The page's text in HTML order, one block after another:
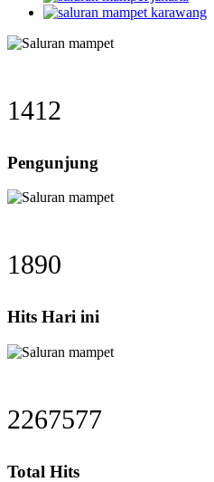
1412
Pengunjung
1890
Hits Hari ini
2267577
Total Hits